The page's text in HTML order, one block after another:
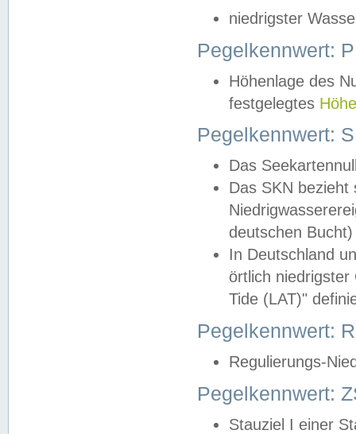
niedrigster
Pegelkennwert:
Höhenlage des
festgelegtes
Pegelkennwert:
Das
Das SKN
deutschen
In Deutschland
örtlich
Tide (LAT)"
Pegelkennwert:
Regulierungs-
Pegelkennwert:
Stauziel I einer